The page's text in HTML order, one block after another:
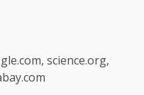
science.org,